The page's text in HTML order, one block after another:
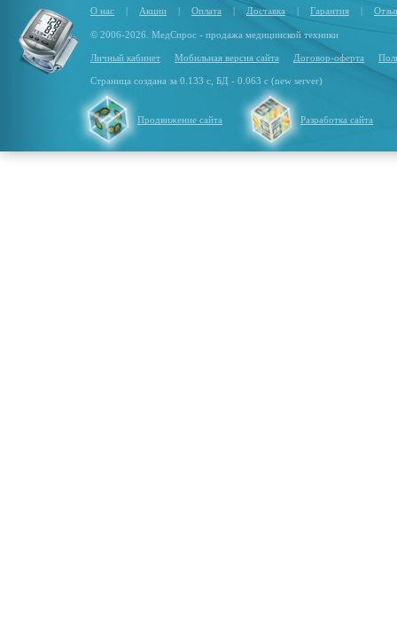
О нас | Акции | Оплата | Доставка | Гарантия |
© 2006-2026. МедСпрос - продажа медицинской техники
Личный кабинет Мобильная версия сайта Договор-оферта
Страница создана за 0.133 с, БД - 0.063 с (new server)
Продвижение сайта Разработка сайта